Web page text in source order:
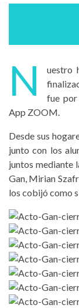
N
uestro
fue por
App ZOOM.
Desde sus
junto con los
juntos mediante
Gan, Mirian
los cobijó como